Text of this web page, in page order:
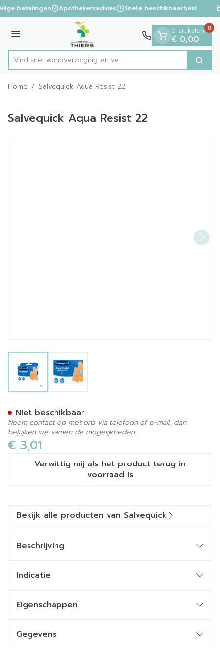
Ga naar de inhoud
1 van 1
betalingen Apothekersadvies Snelle beschikbaarheid
Menu
Product, merk, categorie...
Vind snel wondverzorgi Zoek
0 artikelen
€ 0,00
0
Home / Salvequick Aqua Resist 22
Salvequick Aqua Resist 22
View larger imageView larger image
€ 3,01
Verwittig mij als het product terug in
voorraad is
Niet beschikbaar
Neem contact op met ons via telefoon of e-mail, dan
bekijken we samen de mogelijkheden.
Bekijk alle producten van Salvequick
Beschrijving
Waterbestendig
Indicatie
Eigenschappen
Gegevens